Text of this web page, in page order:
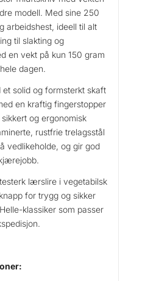
modell. Med sine 250
arbeidshest, ideell til alt
til slakting og
en vekt på kun 150 gram
dagen.
solid og formsterkt skaft
en kraftig fingerstopper
og ergonomisk
rustfrie trelagsstål
vedlikeholde, og gir god
lærslire i vegetabilsk
for trygg og sikker
klassiker som passer